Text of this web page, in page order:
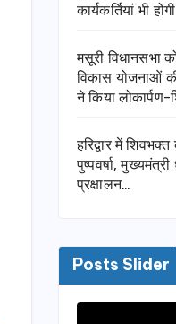
कार्यकर्तियां भी
मसूरी विधानसभा
विकास योजनाओं
ने किया लोकार्पण-
हरिद्वार में
पुष्पवर्षा,
प्रक्षालन…
Posts Slider